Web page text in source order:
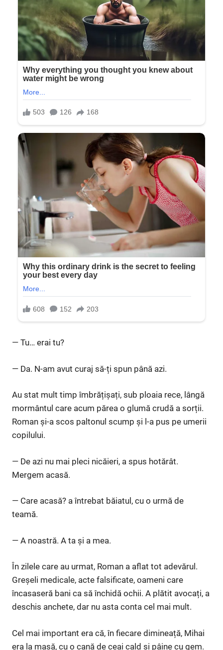
— Tu… erai tu?
— Da. N-am avut curaj să-ți spun până azi.
Au stat mult timp îmbrățișați, sub ploaia rece, lângă
mormântul care acum părea o glumă crudă a sorții.
Roman și-a scos paltonul scump și l-a pus pe umerii
copilului.
— De azi nu mai pleci nicăieri, a spus hotărât.
Mergem acasă.
— Care acasă? a întrebat băiatul, cu o urmă de
teamă.
— A noastră. A ta și a mea.
În zilele care au urmat, Roman a aflat tot adevărul.
Greșeli medicale, acte falsificate, oameni care
încasaseră bani ca să închidă ochii. A plătit avocați, a
deschis anchete, dar nu asta conta cel mai mult.
Cel mai important era că, în fiecare dimineață, Mihai
era la masă, cu o cană de ceai cald și pâine cu gem.